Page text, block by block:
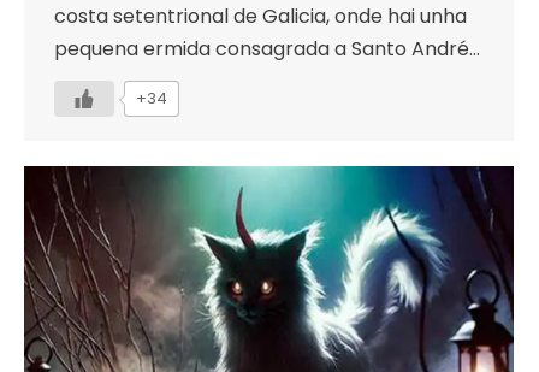
costa setentrional de Galicia, onde hai unha
pequena ermida consagrada a Santo André…
+34